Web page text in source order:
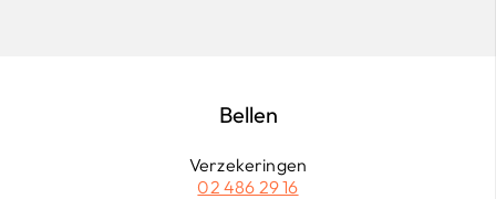
Bellen
Verzekeringen
02 486 29 16